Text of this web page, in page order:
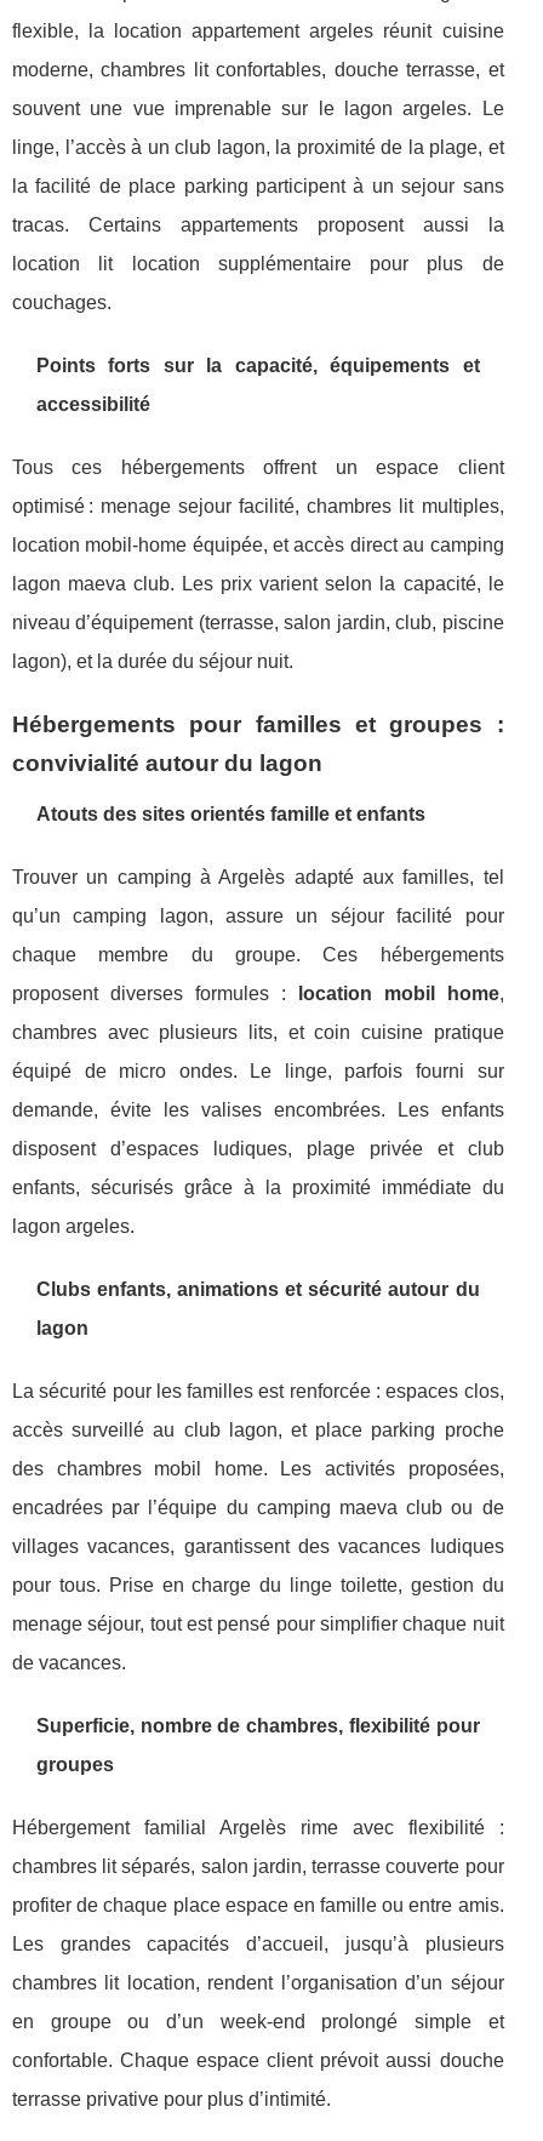
flexible, la location appartement argeles réunit cuisine
moderne, chambres lit confortables, douche terrasse, et
souvent une vue imprenable sur le lagon argeles. Le
linge, l’accès à un club lagon, la proximité de la plage, et
la facilité de place parking participent à un sejour sans
tracas. Certains appartements proposent aussi la
location lit location supplémentaire pour plus de
couchages.
Points forts sur la capacité, équipements et
accessibilité
Tous ces hébergements offrent un espace client
optimisé : menage sejour facilité, chambres lit multiples,
location mobil-home équipée, et accès direct au camping
lagon maeva club. Les prix varient selon la capacité, le
niveau d’équipement (terrasse, salon jardin, club, piscine
lagon), et la durée du séjour nuit.
Hébergements pour familles et groupes :
convivialité autour du lagon
Atouts des sites orientés famille et enfants
Trouver un camping à Argelès adapté aux familles, tel
qu’un camping lagon, assure un séjour facilité pour
chaque membre du groupe. Ces hébergements
proposent diverses formules :
location mobil home,
chambres avec plusieurs lits, et coin cuisine pratique
équipé de micro ondes. Le linge, parfois fourni sur
demande, évite les valises encombrées. Les enfants
disposent d’espaces ludiques, plage privée et club
enfants, sécurisés grâce à la proximité immédiate du
lagon argeles.
Clubs enfants, animations et sécurité autour du
lagon
La sécurité pour les familles est renforcée : espaces clos,
accès surveillé au club lagon, et place parking proche
des chambres mobil home. Les activités proposées,
encadrées par l’équipe du camping maeva club ou de
villages vacances, garantissent des vacances ludiques
pour tous. Prise en charge du linge toilette, gestion du
menage séjour, tout est pensé pour simplifier chaque nuit
de vacances.
Superficie, nombre de chambres, flexibilité pour
groupes
Hébergement familial Argelès rime avec flexibilité :
chambres lit séparés, salon jardin, terrasse couverte pour
profiter de chaque place espace en famille ou entre amis.
Les grandes capacités d’accueil, jusqu’à plusieurs
chambres lit location, rendent l’organisation d’un séjour
en groupe ou d’un week-end prolongé simple et
confortable. Chaque espace client prévoit aussi douche
terrasse privative pour plus d’intimité.